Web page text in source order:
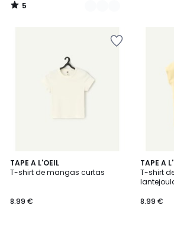
5
/
TAPE A L'OEIL
T-shirt de mangas curtas
8.99 €
TAPE A
T-shirt
8.99 €
3
Cores